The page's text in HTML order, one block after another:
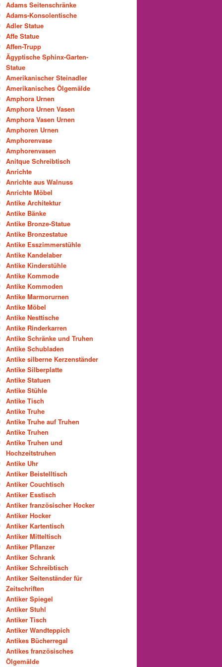
Adams Seitenschränke
Adams-Konsolentische
Adler Statue
Affe Statue
Affen-Trupp
Ägyptische Sphinx-Garten-
Statue
Amerikanischer Steinadler
Amerikanisches Ölgemälde
Amphora Urnen
Amphora Urnen Vasen
Amphora Vasen Urnen
Amphoren Urnen
Amphorenvase
Amphorenvasen
Anitque Schreibtisch
Anrichte
Anrichte aus Walnuss
Anrichte Möbel
Antike Architektur
Antike Bänke
Antike Bronze-Statue
Antike Bronzestatue
Antike Esszimmerstühle
Antike Kandelaber
Antike Kinderstühle
Antike Kommode
Antike Kommoden
Antike Marmorurnen
Antike Möbel
Antike Nesttische
Antike Rinderkarren
Antike Schränke und Truhen
Antike Schubladen
Antike silberne Kerzenständer
Antike Silberplatte
Antike Statuen
Antike Stühle
Antike Tisch
Antike Truhe
Antike Truhe auf Truhen
Antike Truhen
Antike Truhen und
Hochzeitstruhen
Antike Uhr
Antiker Beistelltisch
Antiker Couchtisch
Antiker Esstisch
Antiker französischer Hocker
Antiker Hocker
Antiker Kartentisch
Antiker Mitteltisch
Antiker Pflanzer
Antiker Schrank
Antiker Schreibtisch
Antiker Seitenständer für
Zeitschriften
Antiker Spiegel
Antiker Stuhl
Antiker Tisch
Antiker Wandteppich
Antikes Bücherregal
Antikes französisches
Ölgemälde